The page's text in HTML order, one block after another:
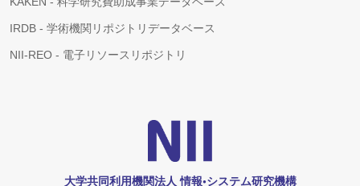
IRDB - 学術機関リポジトリデータベース
NII-REO - 電子リソースリポジトリ
大学共同利用機関法人 情報•システム研究機構